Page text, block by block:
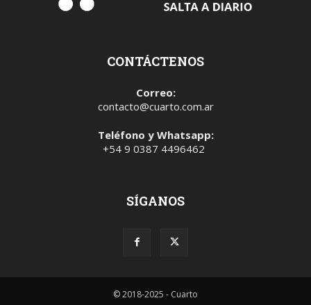
CONTÁCTENOS
Correo:
contacto@cuarto.com.ar
Teléfono y Whatsapp:
+54 9 0387 4496462
SÍGANOS
© 2018-2025 - Cuarto